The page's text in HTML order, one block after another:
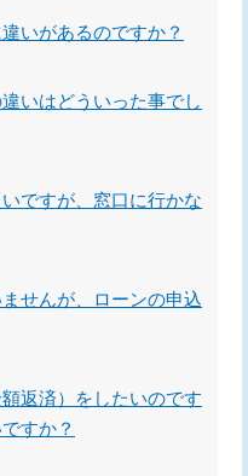
いがあるのですか？
いはどういった事でし
ですが、窓口に行かな
せんが、ローンの申込
返済）をしたいのです
すか？